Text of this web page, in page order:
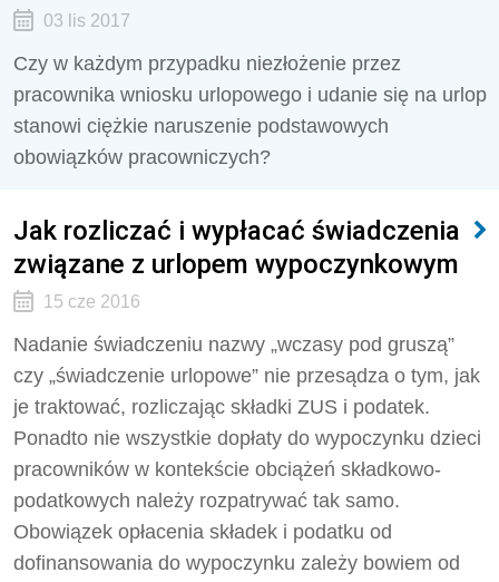
03 lis 2017
Czy w każdym przypadku niezłożenie przez
pracownika wniosku urlopowego i udanie się na urlop
stanowi ciężkie naruszenie podstawowych
obowiązków pracowniczych?
Jak rozliczać i wypłacać świadczenia
związane z urlopem wypoczynkowym
15 cze 2016
Nadanie świadczeniu nazwy „wczasy pod gruszą”
czy „świadczenie urlopowe” nie przesądza o tym, jak
je traktować, rozliczając składki ZUS i podatek.
Ponadto nie wszystkie dopłaty do wypoczynku dzieci
pracowników w kontekście obciążeń składkowo-
podatkowych należy rozpatrywać tak samo.
Obowiązek opłacenia składek i podatku od
dofinansowania do wypoczynku zależy bowiem od